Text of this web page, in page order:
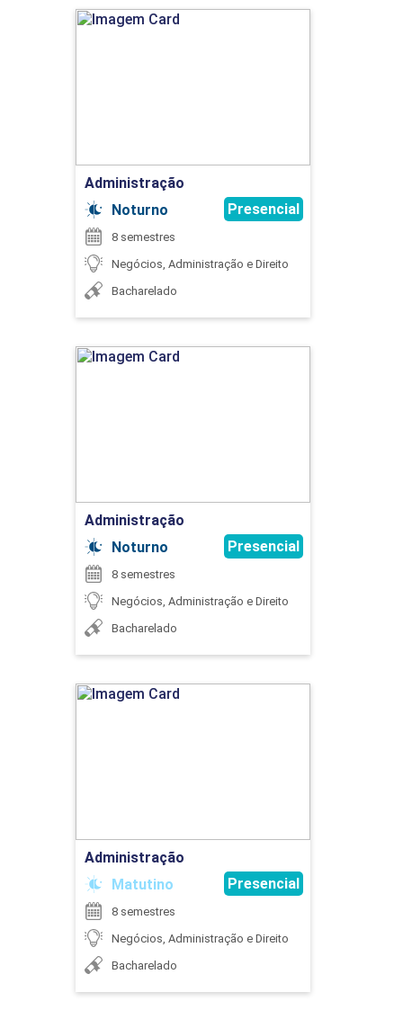
EXTENSÃO
FILOSOFIA LEAN DE GESTÃO
GESTÃO DE MATERIAIS
60
Administração
Noturno
Presencial
8 semestres
Negócios, Administração e Direito
Bacharelado
Administração
Noturno
Presencial
8 semestres
Negócios, Administração e Direito
Bacharelado
Administração
Matutino
Presencial
8 semestres
Negócios, Administração e Direito
Bacharelado